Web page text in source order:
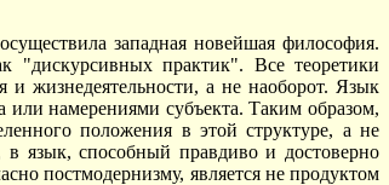
западная новейшая философия.
"дискурсивных практик". Все теоретики
и жизнедеятельности, а не наоборот. Язык
или намерениями субъекта. Таким образом,
положения в этой структуре, а не
в язык, способный правдиво и достоверно
постмодернизму, является не продуктом